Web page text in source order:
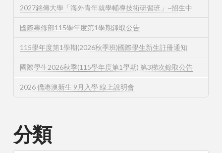
2027銘傳大學「海外青年就學輔導技術研習班」~招生中
國際專修部115學年度第1學期錄取公告
115學年度第1學期(2026秋季班)國際學生新生註冊通知
國際學生2026秋季(115學年度第1學期) 第3梯次錄取公告
2026 僑港澳新生 9月入學 線上說明會
分類